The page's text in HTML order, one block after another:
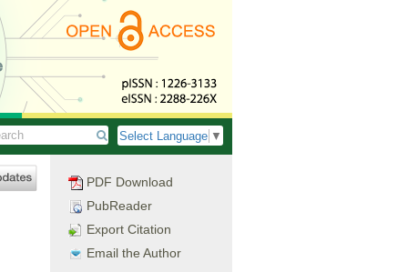
Select Language ▼
PDF Download
PubReader
Export Citation
Email the Author